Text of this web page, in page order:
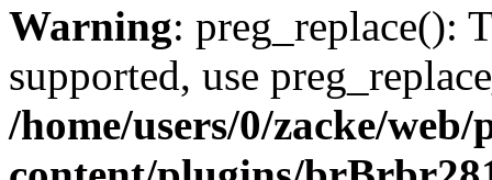
Warning: preg_replace():
supported, use
/home/users/0/zacke/